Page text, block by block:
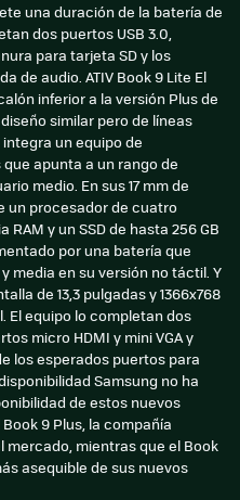
una duración de la batería de
dos puertos USB 3.0,
para tarjeta SD y los
de audio. ATIV Book 9 Lite El
inferior a la versión Plus de
similar pero de líneas
un equipo de
apunta a un rango de
medio. En sus 17 mm de
un procesador de cuatro
RAM y un SSD de hasta 256 GB
por una batería que
media en su versión no táctil. Y
de 13,3 pulgadas y 1366x768
El equipo lo completan dos
micro HDMI y mini VGA y
los esperados puertos para
Samsung no ha
de estos nuevos
9 Plus, la compañía
mientras que el Book
asequible de sus nuevos